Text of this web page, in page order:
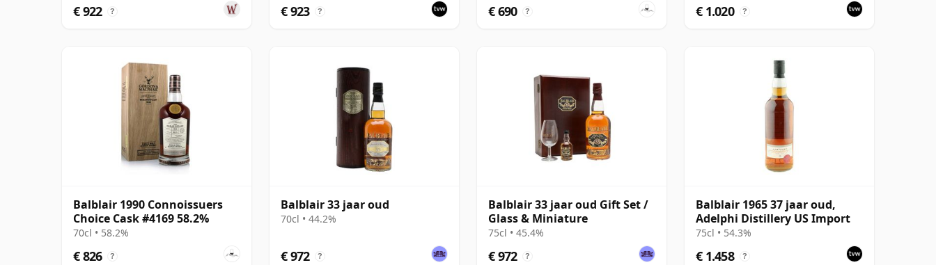
€ 922 ? € 923 ? € 690 ? € 1.020 ?
Balblair 1990 Connoissuers
Choice Cask #4169 58.2%
70cl • 58.2%
€ 826 ?
Balblair 33 jaar oud
70cl • 44.2%
€ 972 ?
Balblair 33 jaar oud Gift Set /
Glass & Miniature
75cl • 45.4%
€ 972 ?
Balblair 1965 37 jaar oud,
Adelphi Distillery US Import
75cl • 54.3%
€ 1.458 ?